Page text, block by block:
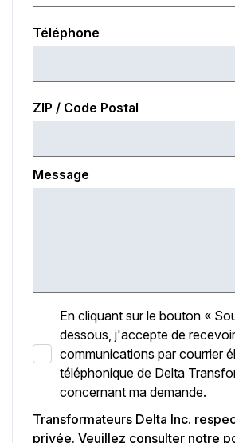
Téléphone
ZIP / Code Postal
Message
En cliquant sur le bouton «
dessous, j'accepte de
communications par courrier
téléphonique de Delta
concernant ma demande.
Transformateurs Delta Inc.
privée. Veuillez consulter notre